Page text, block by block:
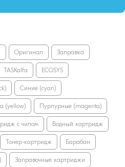
Оригинал Заправка
TASKalfa ECOSYS
Синие (cyan)
(yellow) Пурпурные (magenta)
с чипом Водный картридж
Тонер-картридж Барабан
Заправочные картриджи